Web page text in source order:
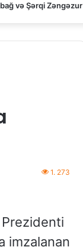
və Şərqi Zəngəzur
1. 273
imzalanan